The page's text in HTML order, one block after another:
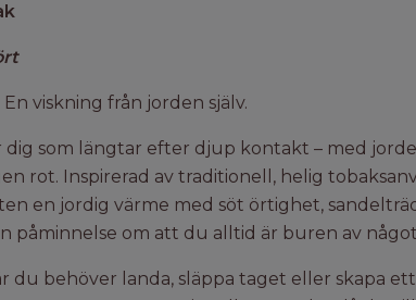
viskning från jorden själv.
dig som längtar efter djup kontakt – med
rot. Inspirerad av traditionell, helig
en jordig värme med söt örtighet,
påminnelse om att du alltid är buren av
du behöver landa, släppa taget eller skapa